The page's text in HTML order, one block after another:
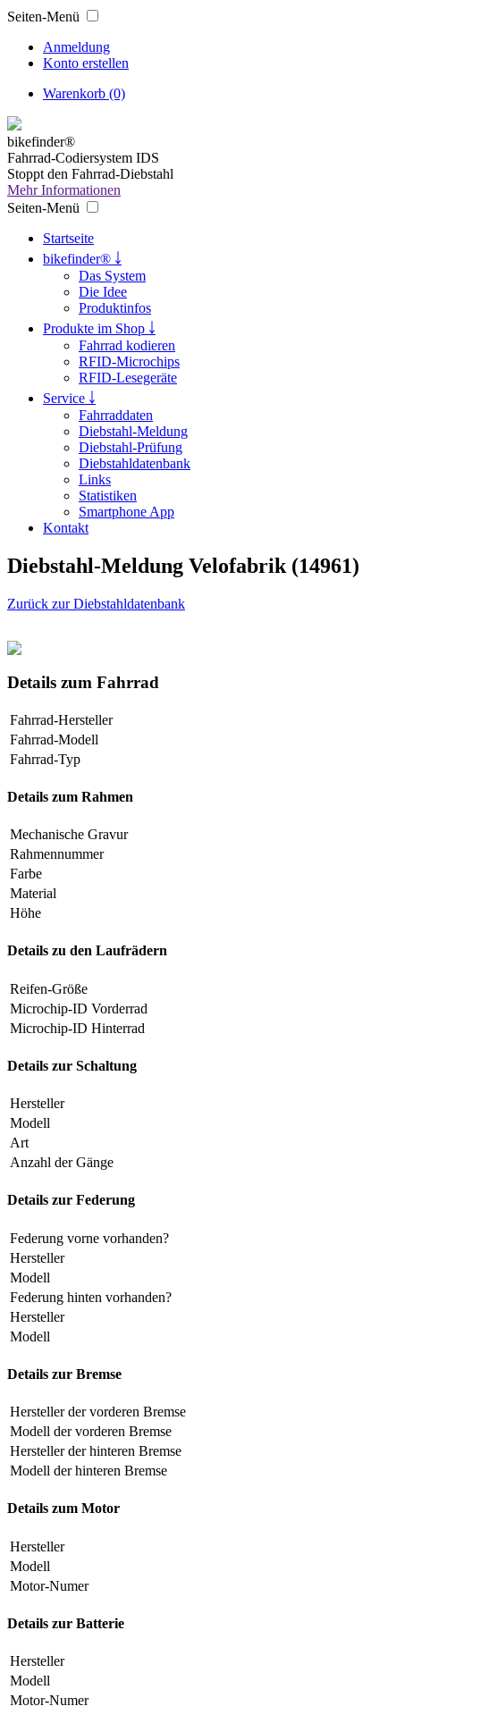
Seiten-Menü
Anmeldung
Konto erstellen
Warenkorb (0)
bikefinder®
Fahrrad-Codiersystem IDS
Stoppt den Fahrrad-Diebstahl
Mehr Informationen
Seiten-Menü
Startseite
bikefinder® ￬
Das System
Die Idee
Produktinfos
Produkte im Shop ￬
Fahrrad kodieren
RFID-Microchips
RFID-Lesegeräte
Service ￬
Fahrraddaten
Diebstahl-Meldung
Diebstahl-Prüfung
Diebstahldatenbank
Links
Statistiken
Smartphone App
Kontakt
Diebstahl-Meldung Velofabrik (14961)
Zurück zur Diebstahldatenbank
Details zum Fahrrad
Fahrrad-Hersteller
Fahrrad-Modell
Fahrrad-Typ
Details zum Rahmen
Mechanische Gravur
Rahmennummer
Farbe
Material
Höhe
Details zu den Laufrädern
Reifen-Größe
Microchip-ID Vorderrad
Microchip-ID Hinterrad
Details zur Schaltung
Hersteller
Modell
Art
Anzahl der Gänge
Details zur Federung
Federung vorne vorhanden?
Hersteller
Modell
Federung hinten vorhanden?
Hersteller
Modell
Details zur Bremse
Hersteller der vorderen Bremse
Modell der vorderen Bremse
Hersteller der hinteren Bremse
Modell der hinteren Bremse
Details zum Motor
Hersteller
Modell
Motor-Numer
Details zur Batterie
Hersteller
Modell
Motor-Numer